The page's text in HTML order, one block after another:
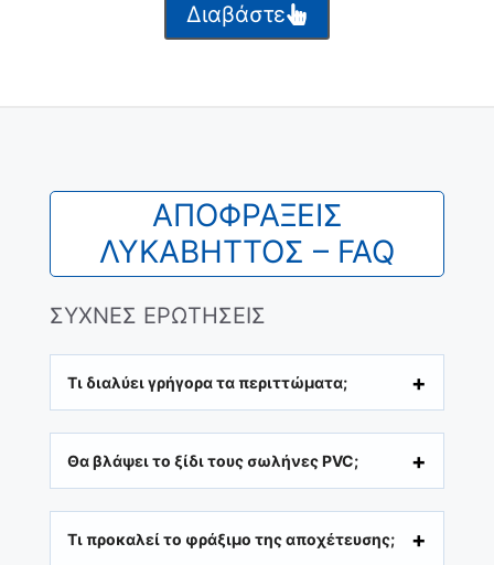
Διαβάστε
ΑΠΟΦΡΑΞΕΙΣ
ΛΥΚΑΒΗΤΤΟΣ – FAQ
ΣΥΧΝΕΣ ΕΡΩΤΗΣΕΙΣ
Τι διαλύει γρήγορα τα περιττώματα;
Θα βλάψει το ξίδι τους σωλήνες PVC;
Τι προκαλεί το φράξιμο της αποχέτευσης;